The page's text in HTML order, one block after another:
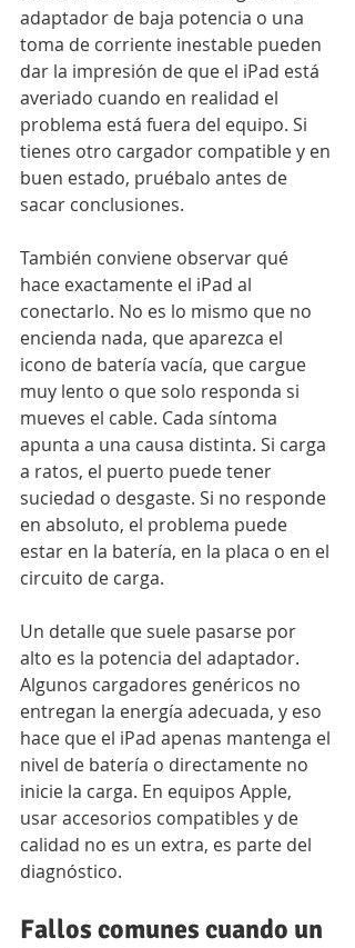
adaptador de baja potencia o una
toma de corriente inestable pueden
dar la impresión de que el iPad está
averiado cuando en realidad el
problema está fuera del equipo. Si
tienes otro cargador compatible y en
buen estado, pruébalo antes de
sacar conclusiones.
También conviene observar qué
hace exactamente el iPad al
conectarlo. No es lo mismo que no
encienda nada, que aparezca el
icono de batería vacía, que cargue
muy lento o que solo responda si
mueves el cable. Cada síntoma
apunta a una causa distinta. Si carga
a ratos, el puerto puede tener
suciedad o desgaste. Si no responde
en absoluto, el problema puede
estar en la batería, en la placa o en el
circuito de carga.
Un detalle que suele pasarse por
alto es la potencia del adaptador.
Algunos cargadores genéricos no
entregan la energía adecuada, y eso
hace que el iPad apenas mantenga el
nivel de batería o directamente no
inicie la carga. En equipos Apple,
usar accesorios compatibles y de
calidad no es un extra, es parte del
diagnóstico.
Fallos comunes cuando un